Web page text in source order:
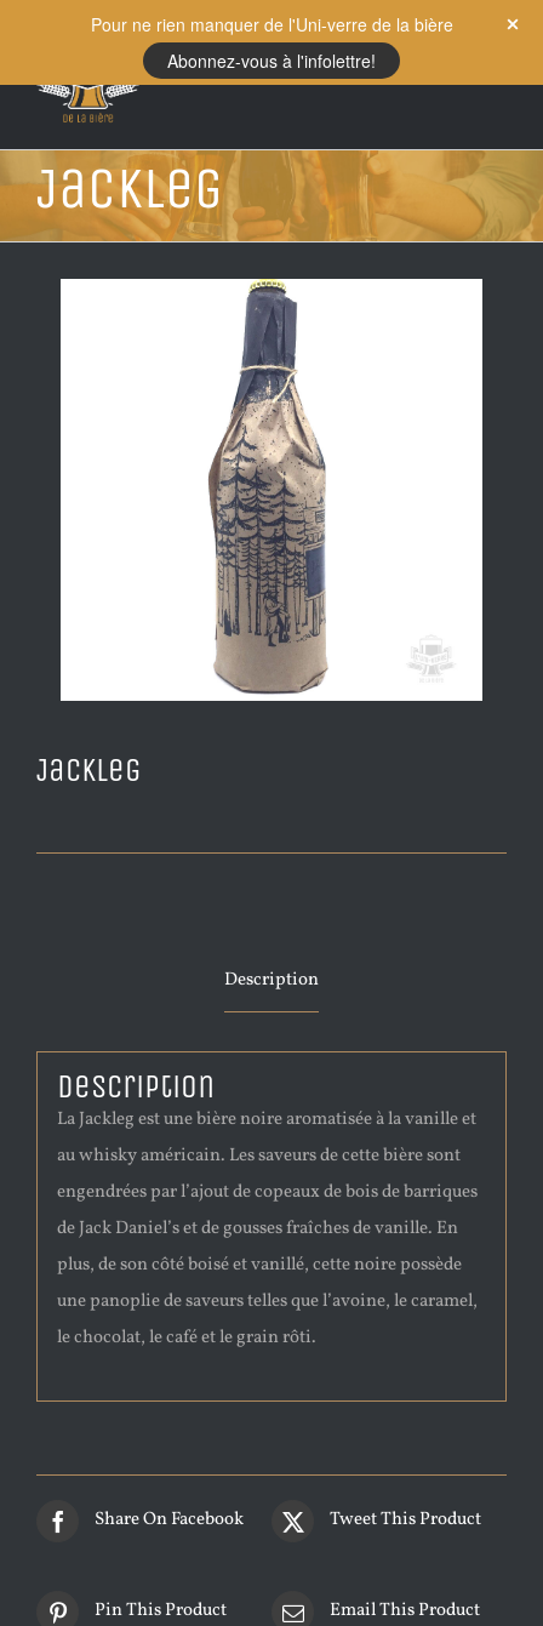
content
Jackleg
Jackleg
Description
Description
La Jackleg est une bière noire aromatisée à la vanille et
au whisky américain. Les saveurs de cette bière sont
engendrées par l’ajout de copeaux de bois de barriques
de Jack Daniel’s et de gousses fraîches de vanille. En
plus, de son côté boisé et vanillé, cette noire possède
une panoplie de saveurs telles que l’avoine, le caramel,
le chocolat, le café et le grain rôti.
Share On Facebook Tweet This Product
Pin This Product Email This Product
Pour ne rien manquer de l'Uni-verre de la bière
Abonnez-vous à l'infolettre!